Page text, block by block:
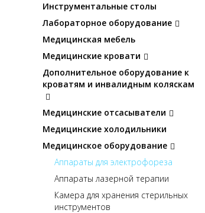
Инструментальные столы
Лабораторное оборудование
Медицинская мебель
Медицинские кровати
Дополнительное оборудование к
кроватям и инвалидным коляскам
Медицинские отсасыватели
Медицинские холодильники
Медицинское оборудование
Аппараты для электрофореза
Аппараты лазерной терапии
Камера для хранения стерильных
инструментов